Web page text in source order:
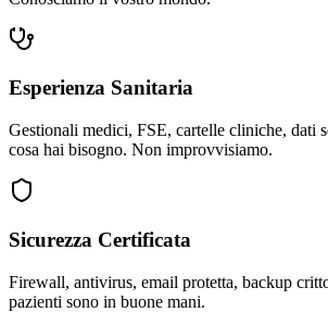
Esperienza Sanitaria
Gestionali medici, FSE, cartelle cliniche, dati
cosa hai bisogno. Non improvvisiamo.
Sicurezza Certificata
Firewall, antivirus, email protetta, backup
pazienti sono in buone mani.